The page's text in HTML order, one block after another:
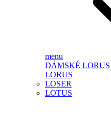
menu
DÁMSKÉ LORUS
LORUS
LOSER
LOTUS